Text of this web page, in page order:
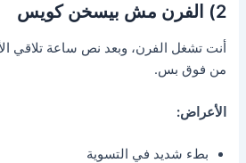
2) الفرن مش بيسخن كويس
أنت تشغل الفرن، وبعد نص ساعة تلاقي
من فوق بس.
الأعراض:
بطء شديد في التسوية